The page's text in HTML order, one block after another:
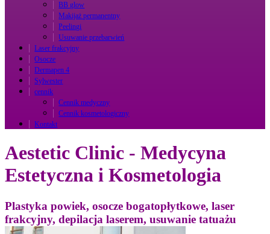
BB glow
Makijaż permanentny
Peelingi
Usuwanie przebarwień
Laser frakcyjny
Osocze
Dermapen 4
Sylwester
cennik
Cennik medyczny
Cennik kosmetologiczny
Kontakt
Aestetic Clinic - Medycyna
Estetyczna i Kosmetologia
Plastyka powiek, osocze bogatopłytkowe, laser
frakcyjny, depilacja laserem, usuwanie tatuażu